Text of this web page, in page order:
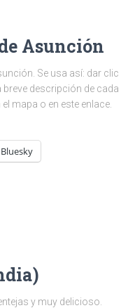
Asunción
Se usa así: dar clic
descripción de cada
mapa o en este enlace.
Bluesky
y muy delicioso.